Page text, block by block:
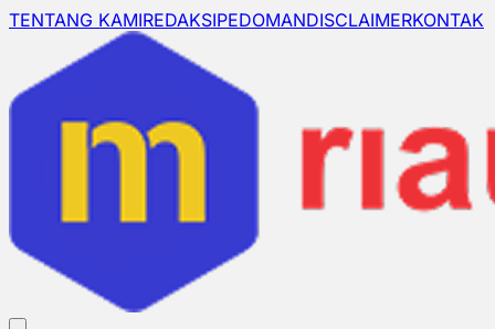
TENTANG KAMIREDAKSIPEDOMANDISCLAIMERKONTAK